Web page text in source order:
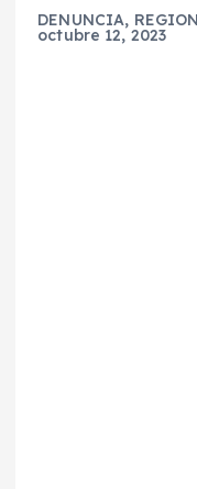
DENUNCIA,
octubre 12, 2023